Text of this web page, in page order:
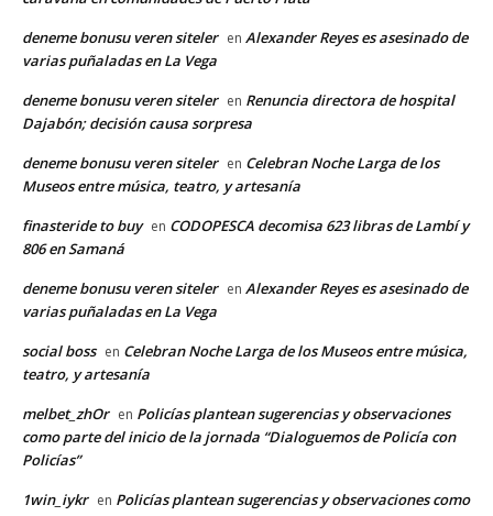
deneme bonusu veren siteler en Alexander Reyes es asesinado de
varias puñaladas en La Vega
deneme bonusu veren siteler en Renuncia directora de hospital
Dajabón; decisión causa sorpresa
deneme bonusu veren siteler en Celebran Noche Larga de los
Museos entre música, teatro, y artesanía
finasteride to buy en CODOPESCA decomisa 623 libras de Lambí y
806 en Samaná
deneme bonusu veren siteler en Alexander Reyes es asesinado de
varias puñaladas en La Vega
social boss en Celebran Noche Larga de los Museos entre música,
teatro, y artesanía
melbet_zhOr en Policías plantean sugerencias y observaciones
como parte del inicio de la jornada “Dialoguemos de Policía con
Policías”
1win_iykr en Policías plantean sugerencias y observaciones como